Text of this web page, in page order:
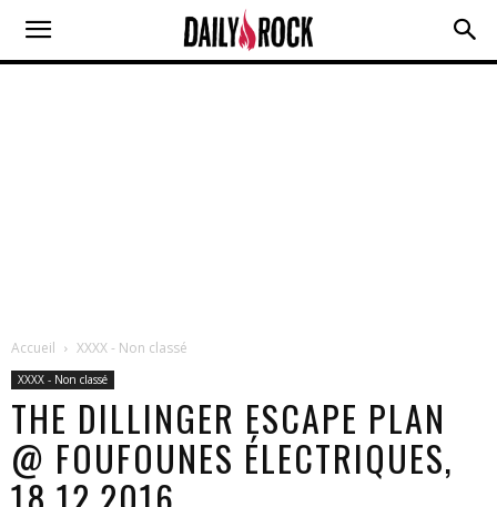
Accueil XXXX - Non classé
XXXX - Non classé
THE DILLINGER ESCAPE PLAN
@ FOUFOUNES ÉLECTRIQUES,